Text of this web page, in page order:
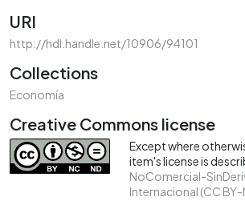
URI
http://hdl.handle.net/10906/94101
Collections
Economía
Creative Commons license
Except where
item's license is
NoComercial-
Internacional (CC